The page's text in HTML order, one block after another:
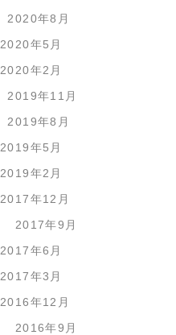
2020年8月
2020年5月
2020年2月
2019年11月
2019年8月
2019年5月
2019年2月
2017年12月
2017年9月
2017年6月
2017年3月
2016年12月
2016年9月